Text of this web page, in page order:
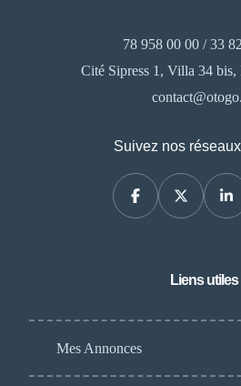
78 958 00 00 / 33
Cité Sipress 1, Villa 34 bis,
Suivez nos
Liens utiles
Mes Annonces